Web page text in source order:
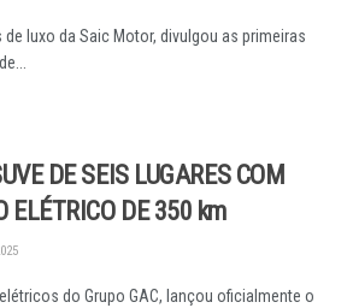
luxo da Saic Motor, divulgou as primeiras
DE SEIS LUGARES COM
ELÉTRICO DE 350 km
do Grupo GAC, lançou oficialmente o